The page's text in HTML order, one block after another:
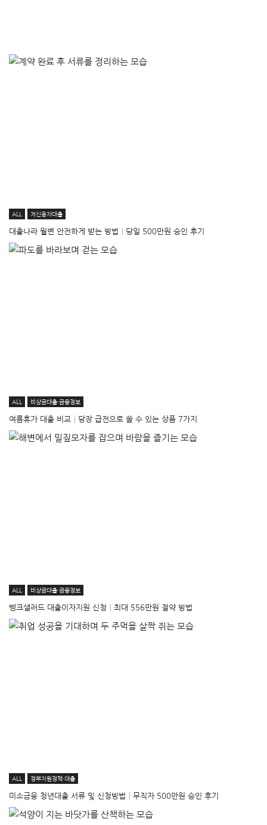
ALL 저신용자대출
대출나라 월변 안전하게 받는 방법│당일 500만원 승인 후기
ALL 비상금대출·금융정보
여름휴가 대출 비교│당장 급전으로 쓸 수 있는 상품 7가지
ALL 비상금대출·금융정보
뱅크샐러드 대출이자지원 신청│최대 556만원 절약 방법
ALL 정부지원정책·대출
미소금융 청년대출 서류 및 신청방법│무직자 500만원 승인 후기